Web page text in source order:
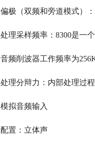
偏极（双频和旁道模式）
处理采样频率：8300是一
音频削波器工作频率为
处理分辩力：内部处理过
模拟音频输入
配置：立体声